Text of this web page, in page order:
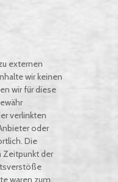
externen
wir keinen
wir für diese
verlinkten
oder
Die
Zeitpunkt der